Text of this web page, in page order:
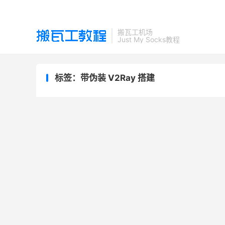
搬瓦工机场
Just My Socks教程
标签：带伪装 V2Ray 搭建